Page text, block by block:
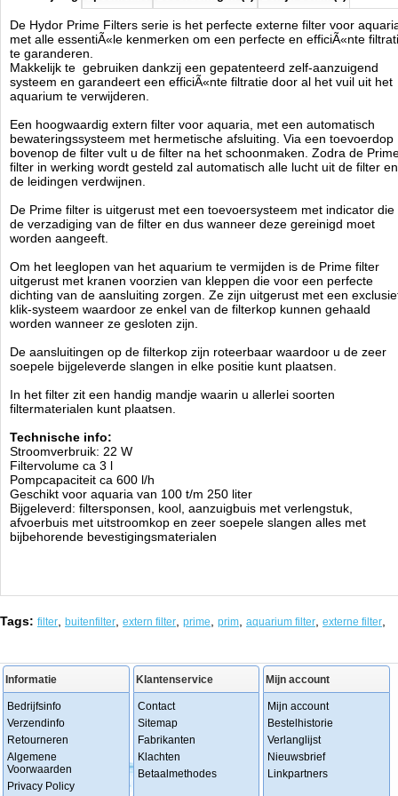
Hydor
Manufactured by:
Model:C-01227
Product ID:08011195054244
4.8175 84.95 84.95 Available from:
De Hydor Prime Filters serie is het perfecte externe filter voor
met alle essentiÃ«le kenmerken om een perfecte en efficiÃ«nte
te garanderen.
Makkelijk te gebruiken dankzij een gepatenteerd zelf-aanzuigend
systeem en garandeert een efficiÃ«nte filtratie door al het vuil uit het
aquarium te verwijderen.
Een hoogwaardig extern filter voor aquaria, met een automatisch
bewateringssysteem met hermetische afsluiting. Via een toevoerdop
bovenop de filter vult u de filter na het schoonmaken. Zodra de
filter in werking wordt gesteld zal automatisch alle lucht uit de filter en
de leidingen verdwijnen.
De Prime filter is uitgerust met een toevoersysteem met indicator die
de verzadiging van de filter en dus wanneer deze gereinigd moet
worden aangeeft.
Om het leeglopen van het aquarium te vermijden is de Prime filter
uitgerust met kranen voorzien van kleppen die voor een perfecte
dichting van de aansluiting zorgen. Ze zijn uitgerust met een
klik-systeem waardoor ze enkel van de filterkop kunnen gehaald
worden wanneer ze gesloten zijn.
De aansluitingen op de filterkop zijn roteerbaar waardoor u de zeer
soepele bijgeleverde slangen in elke positie kunt plaatsen.
In het filter zit een handig mandje waarin u allerlei soorten
filtermaterialen kunt plaatsen.
Technische info:
Stroomverbruik: 22 W
Filtervolume ca 3 l
Pompcapaciteit ca 600 l/h
Geschikt voor aquaria van 100 t/m 250 liter
Bijgeleverd: filtersponsen, kool, aanzuigbuis met verlengstuk,
afvoerbuis met uitstroomkop en zeer soepele slangen alles met
bijbehorende bevestigingsmaterialen
Tags: filter buitenfilter extern filter prime prim aquarium filter externe filter
Informatie
Bedrijfsinfo
Verzendinfo
Retourneren
Algemene
Voorwaarden
Privacy Policy
Klantenservice
Contact
Sitemap
Fabrikanten
Klachten
Betaalmethodes
Mijn account
Mijn account
Bestelhistorie
Verlanglijst
Nieuwsbrief
Linkpartners